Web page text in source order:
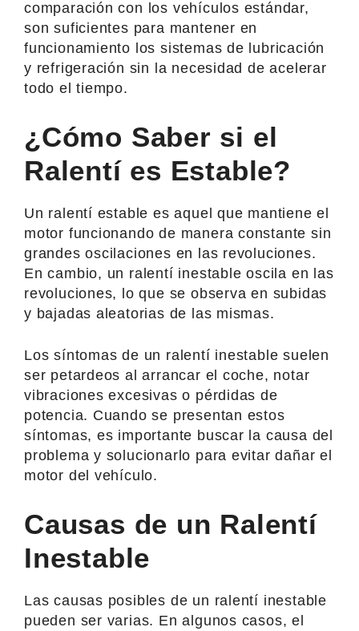
comparación con los vehículos estándar,
son suficientes para mantener en
funcionamiento los sistemas de lubricación
y refrigeración sin la necesidad de acelerar
todo el tiempo.
¿Cómo Saber si el
Ralentí es Estable?
Un ralentí estable es aquel que mantiene el
motor funcionando de manera constante sin
grandes oscilaciones en las revoluciones.
En cambio, un ralentí inestable oscila en las
revoluciones, lo que se observa en subidas
y bajadas aleatorias de las mismas.
Los síntomas de un ralentí inestable suelen
ser petardeos al arrancar el coche, notar
vibraciones excesivas o pérdidas de
potencia. Cuando se presentan estos
síntomas, es importante buscar la causa del
problema y solucionarlo para evitar dañar el
motor del vehículo.
Causas de un Ralentí
Inestable
Las causas posibles de un ralentí inestable
pueden ser varias. En algunos casos, el